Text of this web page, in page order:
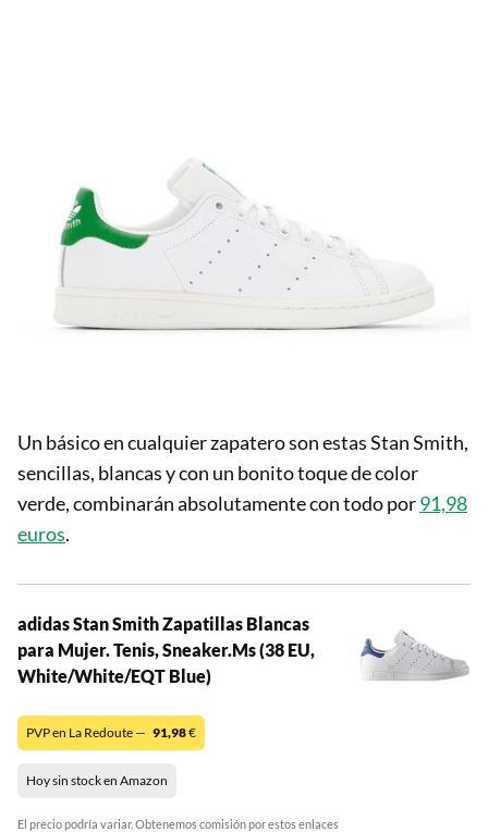
Un básico en cualquier zapatero son estas Stan Smith,
sencillas, blancas y con un bonito toque de color
verde, combinarán absolutamente con todo por91,98
euros.
adidas Stan Smith Zapatillas Blancas
para Mujer. Tenis, Sneaker.Ms (38 EU,
White/White/EQT Blue)
PVP en La Redoute — 91,98€
Hoy sin stock en Amazon
El precio podría variar. Obtenemos comisión por estos enlaces